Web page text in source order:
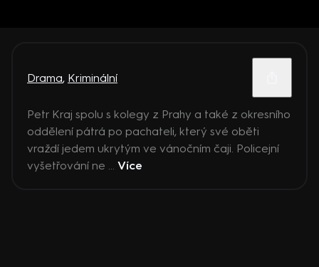
Drama, Kriminální
Petr Kraj spolu s kolegy z Prahy a také z okresního
oddělení pátrá po pachateli, který své oběti
vraždí jedem ukrytým ve vánočním čaji. Policejní
vyšetřování ne ... Více